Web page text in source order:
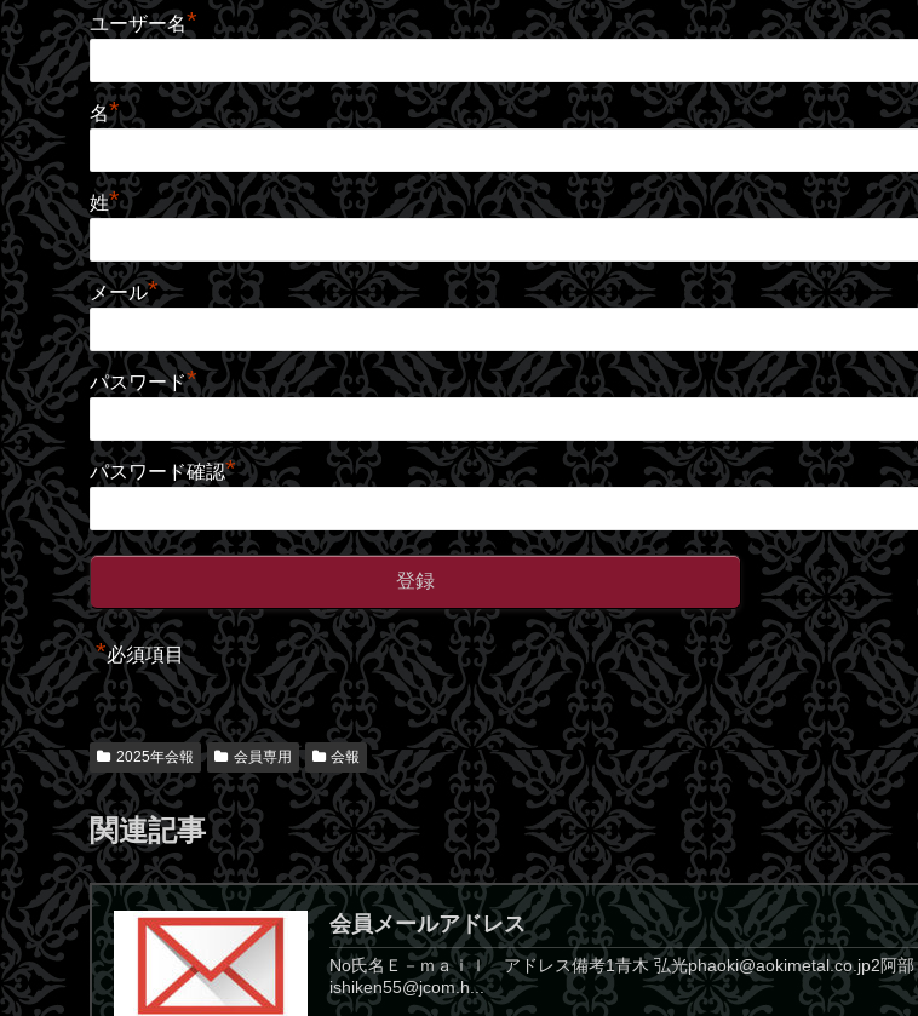
ユーザー名*
名*
姓*
メール*
パスワード*
パスワード確認*
*必須項目
2025年会報 会員専用 会報
関連記事
会員メールアドレス
No氏名Ｅ－ｍａｉｌ アドレス備考1青木 弘光phaoki@aokimetal.co.jp2
ishiken55@jcom.h...